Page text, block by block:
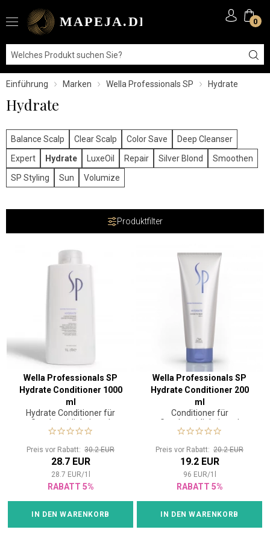
0
Einführung Marken Wella Professionals SP Hydrate
Hydrate
Balance Scalp Clear Scalp Color Save
Deep Cleanser
Expert
Hydrate LuxeOil Repair Silver Blond
Smoothen
SP Styling
Sun Volumize
Produktfilter
Wella Professionals SP
Hydrate Conditioner 1000
ml
Hydrate Conditioner für
Geschmeidigkeit und
Feuchtigkeit der Haare
Preis vor Rabatt: 30.2 EUR
28.7 EUR
28.7 EUR/1
RABATT 5%
IN DEN WARENKORB
Wella Professionals SP
Hydrate Conditioner 200
ml
Conditioner für
Geschmeidigkeit und
Feuchtigkeit der Haare
Preis vor Rabatt: 20.2 EUR
19.2 EUR
96 EUR/1
RABATT 5%
IN DEN WARENKORB